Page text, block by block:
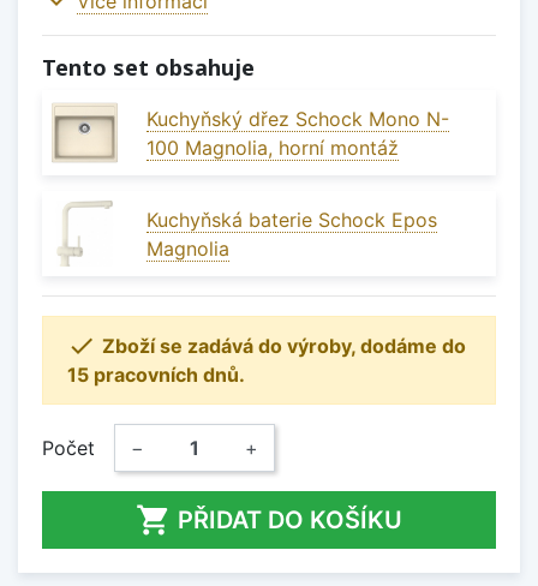
Tento set obsahuje
Kuchyňský dřez Schock Mono N-
100 Magnolia, horní montáž
Kuchyňská baterie Schock Epos
Magnolia
 Zboží se zadává do výroby, dodáme do
15 pracovních dnů.
Počet − +
 PŘIDAT DO KOŠÍKU